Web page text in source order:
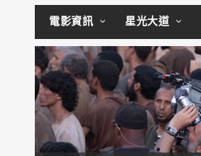
電影資訊 星光大道